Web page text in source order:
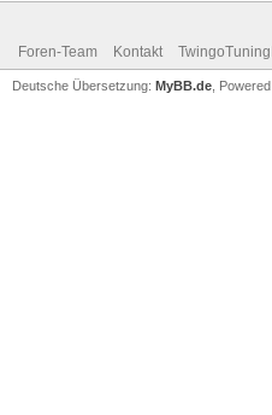
Foren-Team Kontakt
Deutsche Übersetzung: MyBB.de ,